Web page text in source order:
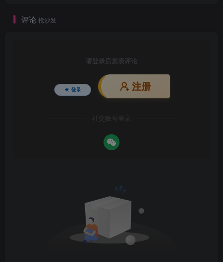
评论 抢沙发
请登录后发表评论
登录 注册
社交账号登录